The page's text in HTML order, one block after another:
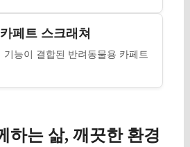
페트 스크래쳐
기능이 결합된 반려동물용 카페트
하는 삶, 깨끗한 환경